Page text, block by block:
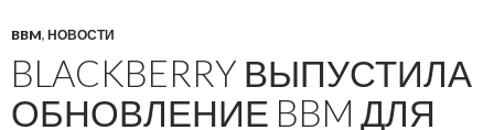
BBM, НОВОСТИ
BLACKBERRY ВЫПУСТИЛА
ОБНОВЛЕНИЕ BBM ДЛЯ